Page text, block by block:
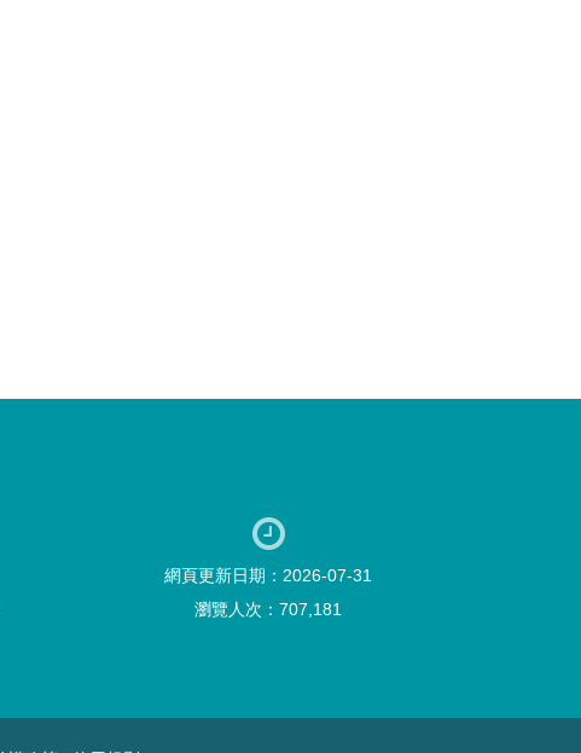
網頁更新日期：2026-07-31
瀏覽人次：707,181